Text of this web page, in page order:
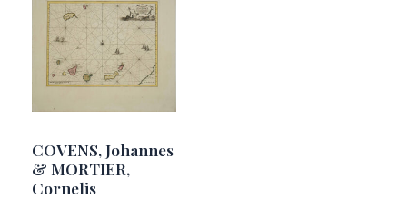
COVENS, Johannes
& MORTIER,
Cornelis